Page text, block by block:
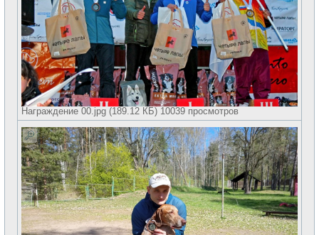
Награждение 00.jpg (189.12 КБ) 10039 просмотров